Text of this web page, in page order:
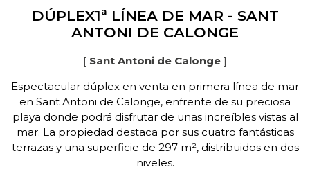
DÚPLEX1ª LÍNEA DE MAR - SANT
ANTONI DE CALONGE
[ Sant Antoni de Calonge ]
Espectacular dúplex en venta en primera línea de mar
en Sant Antoni de Calonge, enfrente de su preciosa
playa donde podrá disfrutar de unas increíbles vistas al
mar. La propiedad destaca por sus cuatro fantásticas
terrazas y una superficie de 297 m², distribuidos en dos
niveles.